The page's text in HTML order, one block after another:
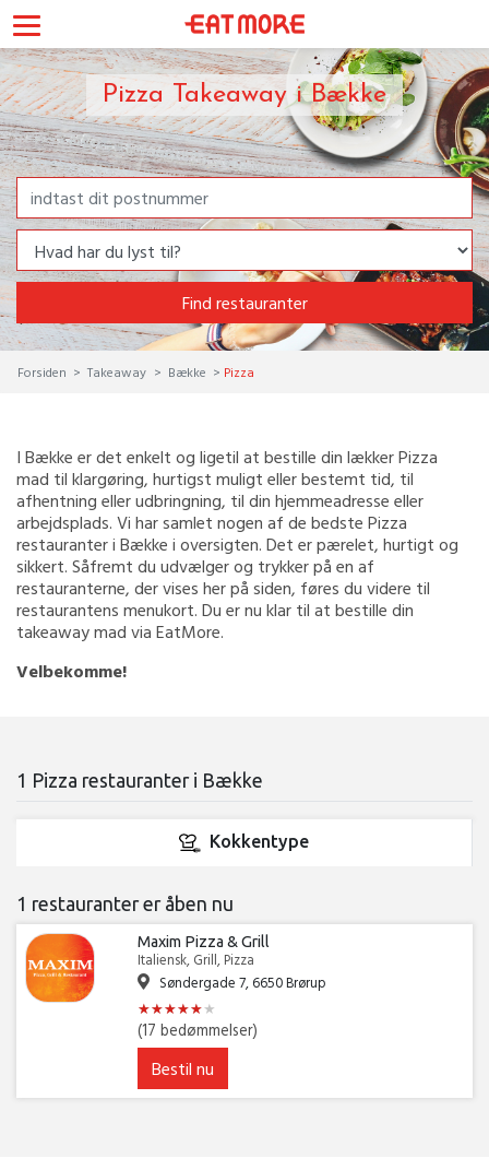
Pizza Takeaway i Bække
Find restauranter
Forsiden Takeaway Bække Pizza
I Bække er det enkelt og ligetil at bestille din lækker Pizza
mad til klargøring, hurtigst muligt eller bestemt tid, til
afhentning eller udbringning, til din hjemmeadresse eller
arbejdsplads. Vi har samlet nogen af de bedste Pizza
restauranter i Bække i oversigten. Det er pærelet, hurtigt og
sikkert. Såfremt du udvælger og trykker på en af
restauranterne, der vises her på siden, føres du videre til
restaurantens menukort. Du er nu klar til at bestille din
takeaway mad via EatMore.
Velbekomme!
1 Pizza restauranter i Bække
Kokkentype
1 restauranter er åben nu
Maxim Pizza & Grill
Italiensk, Grill, Pizza
Søndergade 7, 6650 Brørup
★★★★★★
★★★★★★
(17 bedømmelser)
Bestil nu